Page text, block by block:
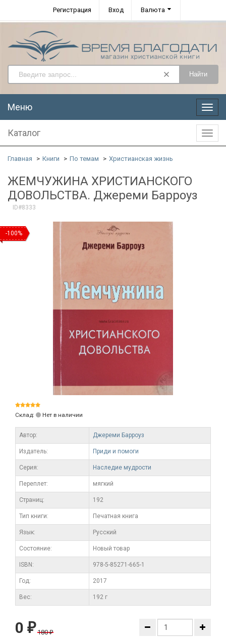
Регистрация Вход Валюта
Найти
Меню
Меню
Каталог
Главная Книги По темам Христианская жизнь
ЖЕМЧУЖИНА ХРИСТИАНСКОГО
ДОВОЛЬСТВА. Джереми Барроуз
ID#8333
-100%
Склад: Нет в наличии
Автор: Джереми Барроуз
Издатель: Приди и помоги
Серия: Наследие мудрости
Переплет: мягкий
Cтраниц: 192
Тип книги: Печатная книга
Язык: Русский
Состояние: Новый товар
ISBN: 978-5-85271-665-1
Год: 2017
Вес: 192 г
0 ₽ 180₽